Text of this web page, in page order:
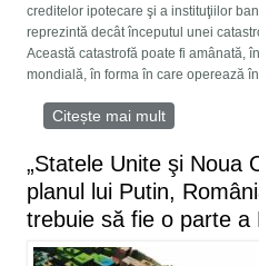
creditelor ipotecare şi a instituţiilor
reprezintă decât începutul unei
Această catastrofă poate fi amânată,
mondială, în forma în care operează
Citește mai mult
„Statele Unite şi Noua
planul lui Putin,
trebuie să fie o parte a